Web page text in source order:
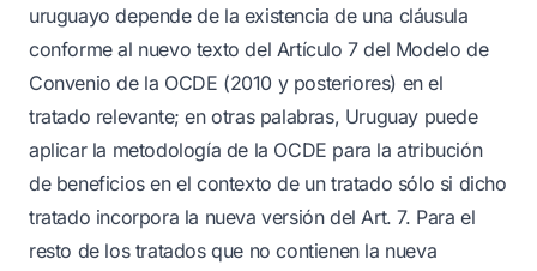
uruguayo depende de la existencia de una cláusula
conforme al nuevo texto del Artículo 7 del Modelo de
Convenio de la OCDE (2010 y posteriores) en el
tratado relevante; en otras palabras, Uruguay puede
aplicar la metodología de la OCDE para la atribución
de beneficios en el contexto de un tratado sólo si dicho
tratado incorpora la nueva versión del Art. 7. Para el
resto de los tratados que no contienen la nueva